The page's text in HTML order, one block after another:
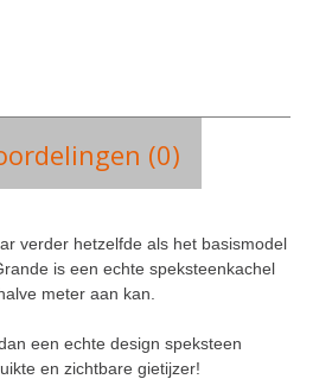
(0)
verder hetzelfde als het basismodel
is een echte speksteenkachel
meter aan kan.
een echte design speksteen
en zichtbare gietijzer!